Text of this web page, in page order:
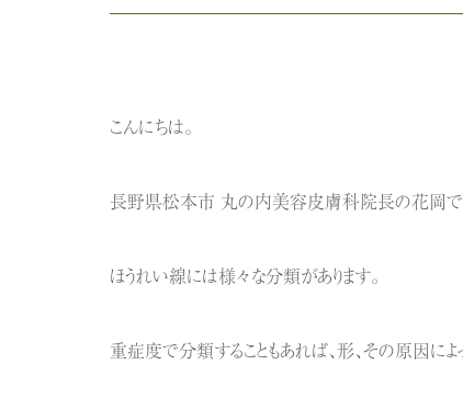
こんにちは。
長野県松本市 丸の内美容皮膚科院長の花岡で
ほうれい線には様々な分類があります。
重症度で分類することもあれば、形、その原因によ